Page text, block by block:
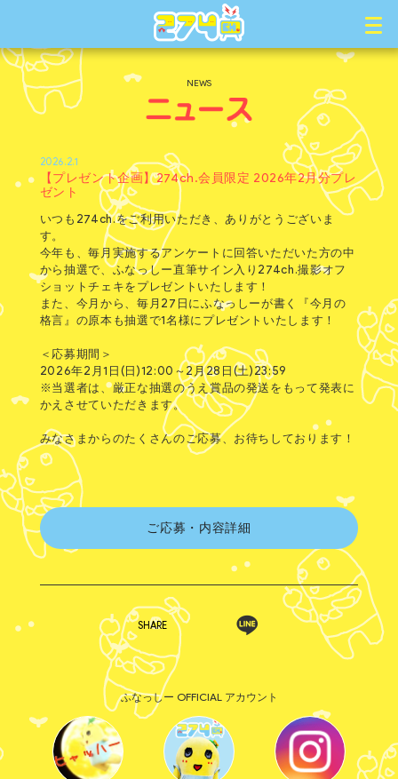
NEWS
2026.2.1
【プレゼント企画】274ch.会員限定 2026年2月分プレ
ゼント
いつも274ch.をご利用いただき、ありがとうございま
す。
今年も、毎月実施するアンケートに回答いただいた方の中
から抽選で、ふなっしー直筆サイン入り274ch.撮影オフ
ショットチェキをプレゼントいたします！
また、今月から、毎月27日にふなっしーが書く『今月の
格言』の原本も抽選で1名様にプレゼントいたします！
＜応募期間＞
2026年2月1日(日)12:00～2月28日(土)23:59
※当選者は、厳正な抽選のうえ賞品の発送をもって発表に
かえさせていただきます。
みなさまからのたくさんのご応募、お待ちしております！
ご応募・内容詳細
SHARE
ふなっしー OFFICIAL アカウント